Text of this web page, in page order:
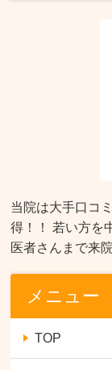
当院は大手口コ
得！！ 若い方を
医者さんまで来
メニュー
TOP